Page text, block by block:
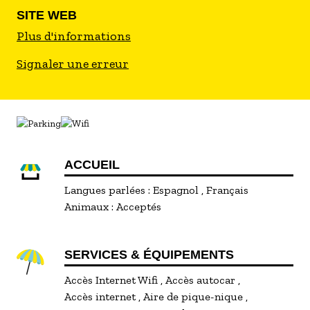
SITE WEB
Plus d'informations
Signaler une erreur
ACCUEIL
Langues parlées : Espagnol Français
Animaux : Acceptés
SERVICES & ÉQUIPEMENTS
Accès Internet Wifi Accès autocar
Accès internet Aire de pique-nique